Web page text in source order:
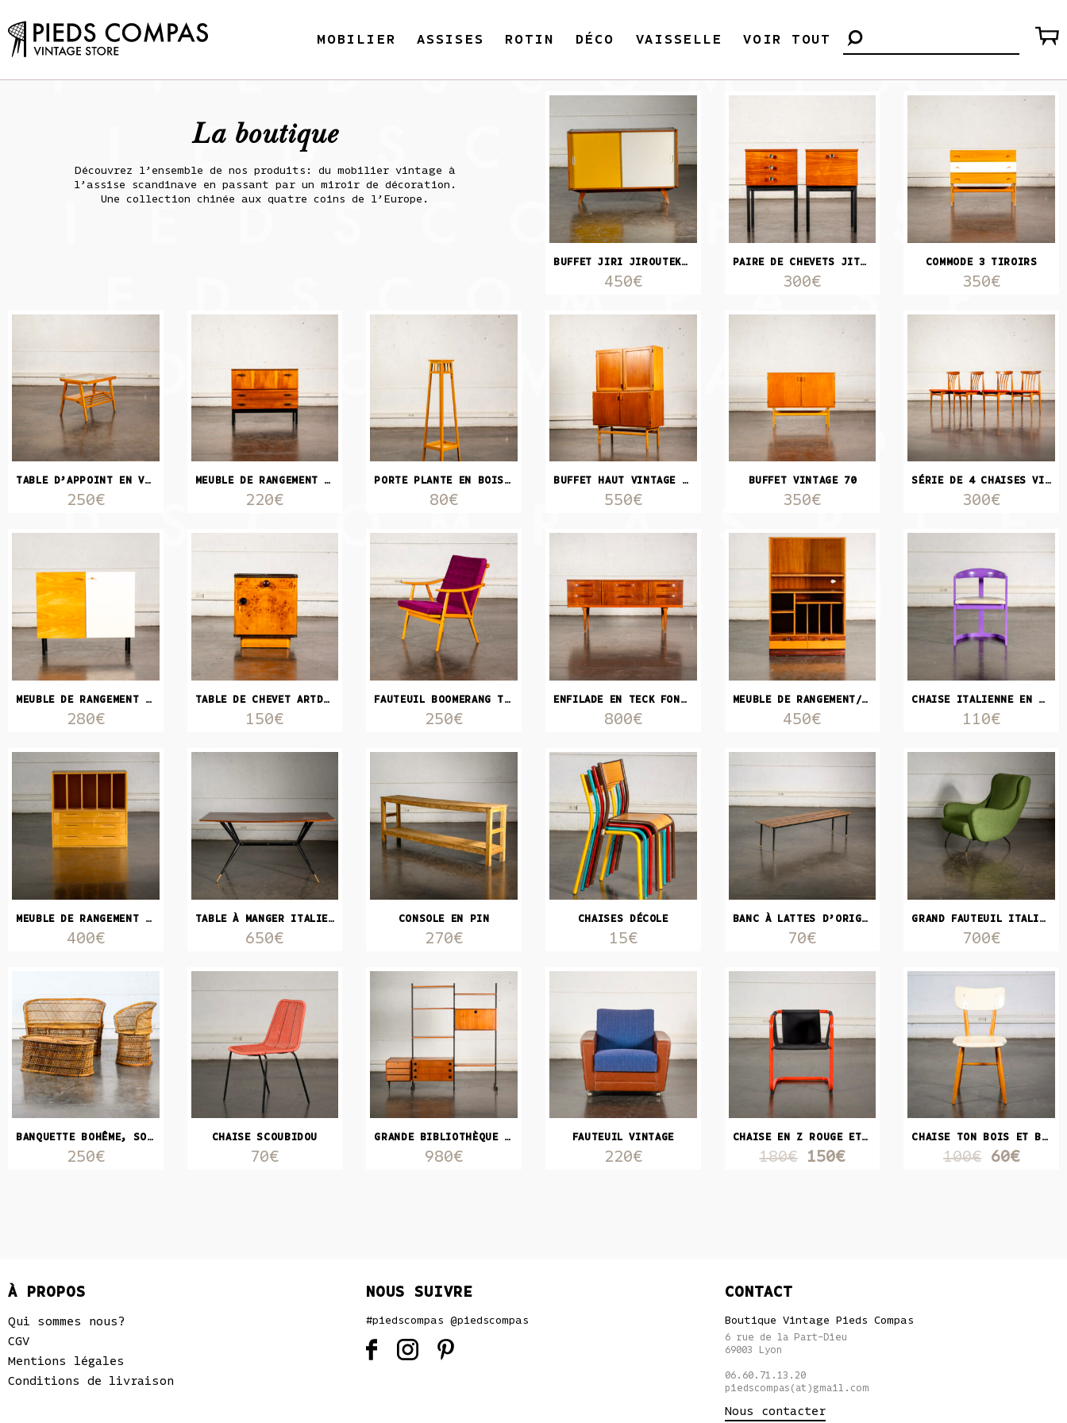
MOBILIER ASSISES ROTIN DÉCO VAISSELLE VOIR TOUT
La boutique
Découvrez l’ensemble de nos produits: du mobilier vintage à
l’assise scandinave en passant par un miroir de décoration.
Une collection chinée aux quatre coins de l’Europe.
BUFFET JIRI JIROUTEK JAUNE ET BLANC
450€
PAIRE DE CHEVETS JITONA
300€
COMMODE 3 TIROIRS
350€
TABLE D’APPOINT EN VERRE ET BOIS
250€
MEUBLE DE RANGEMENT LAQUÉ 2 TIROIRS
220€
PORTE PLANTE EN BOIS PEINT
80€
BUFFET HAUT VINTAGE STYLE SCANDINAVE
550€
BUFFET VINTAGE 70
350€
SÉRIE DE 4 CHAISES VINTAGE
300€
MEUBLE DE RANGEMENT EN BOIS BLOND ET STRATIFIÉ BLANC
280€
TABLE DE CHEVET ARTDÉCO
150€
FAUTEUIL BOOMERANG TISSU MAUVE
250€
ENFILADE EN TECK FONCÉ
800€
MEUBLE DE RANGEMENT/ BIBLIOTHÈQUE
450€
CHAISE ITALIENNE EN BOIS LAQUÉ
110€
MEUBLE DE RANGEMENT VINTAGE IDÉAL VINYLES
400€
TABLE À MANGER ITALIENNE
650€
CONSOLE EN PIN
270€
CHAISES DÉCOLE
15€
BANC À LATTES D’ORIGINE ITALIENNE
70€
GRAND FAUTEUIL ITALIEN
700€
BANQUETTE BOHÊME, SON PETIT SIÈGE ET SA TABLE BASSE
250€
CHAISE SCOUBIDOU
70€
GRANDE BIBLIOTHÈQUE ITALIENNE
980€
FAUTEUIL VINTAGE
220€
CHAISE EN Z ROUGE ET NOIRE
180€ 150€
CHAISE TON BOIS ET BLANCHE
100€ 60€
À PROPOS
Qui sommes nous?
CGV
Mentions légales
Conditions de livraison
NOUS SUIVRE
#piedscompas @piedscompas
CONTACT
Boutique Vintage Pieds Compas
6 rue de la Part-Dieu
69003 Lyon
06.60.71.13.20
piedscompas(at)gmail.com
Nous contacter